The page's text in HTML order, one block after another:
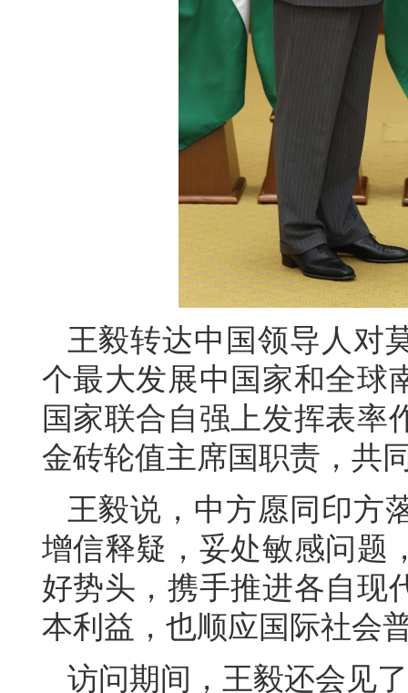
王毅转达中国领导人对
个最大发展中国家和全球
国家联合自强上发挥表率
金砖轮值主席国职责，共
王毅说，中方愿同印方
增信释疑，妥处敏感问题
好势头，携手推进各自现
本利益，也顺应国际社会
访问期间，王毅还会见